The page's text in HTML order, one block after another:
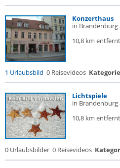
Konzerthaus
in Brandenburg
10,8 km entfernt
1 Urlaubsbild 0 Reisevideos
Lichtspiele
in Brandenburg
10,8 km entfernt
0 Urlaubsbilder 0 Reisevideos